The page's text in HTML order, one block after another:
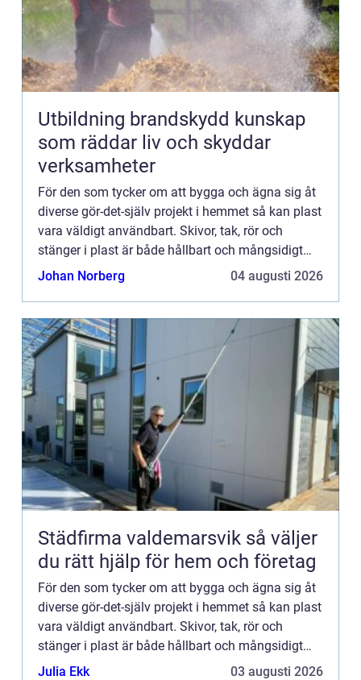
Utbildning brandskydd kunskap
som räddar liv och skyddar
verksamheter
För den som tycker om att bygga och ägna sig åt
diverse gör-det-själv projekt i hemmet så kan plast
vara väldigt användbart. Skivor, tak, rör och
stänger i plast är både hållbart och mångsidigt
vilket gör att det kan passa till de allra flesta
Johan Norberg 04 augusti 2026
Städfirma valdemarsvik så väljer
du rätt hjälp för hem och företag
För den som tycker om att bygga och ägna sig åt
diverse gör-det-själv projekt i hemmet så kan plast
vara väldigt användbart. Skivor, tak, rör och
stänger i plast är både hållbart och mångsidigt
vilket gör att det kan passa till de allra flesta
Julia Ekk 03 augusti 2026